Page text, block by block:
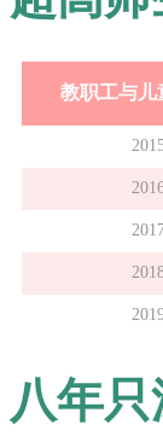
教职工与
八年